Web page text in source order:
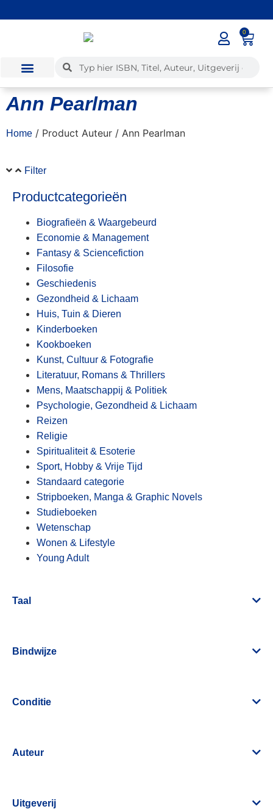
0
Ann Pearlman
Home / Product Auteur / Ann Pearlman
Filter
Productcategorieën
Biografieën & Waargebeurd
Economie & Management
Fantasy & Sciencefiction
Filosofie
Geschiedenis
Gezondheid & Lichaam
Huis, Tuin & Dieren
Kinderboeken
Kookboeken
Kunst, Cultuur & Fotografie
Literatuur, Romans & Thrillers
Mens, Maatschappij & Politiek
Psychologie, Gezondheid & Lichaam
Reizen
Religie
Spiritualiteit & Esoterie
Sport, Hobby & Vrije Tijd
Standaard categorie
Stripboeken, Manga & Graphic Novels
Studieboeken
Wetenschap
Wonen & Lifestyle
Young Adult
Taal
Bindwijze
Conditie
Auteur
Uitgeverij